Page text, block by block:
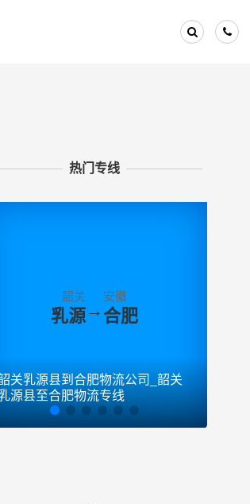
热门专线
韶关
乳源→
安徽
合肥
关乳源县到合肥物流公司_韶关
源县至合肥物流专线